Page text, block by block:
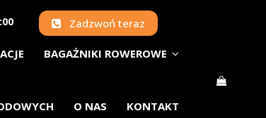
Zadzwoń teraz
BAGAŻNIKI ROWEROWE
O NAS KONTAKT